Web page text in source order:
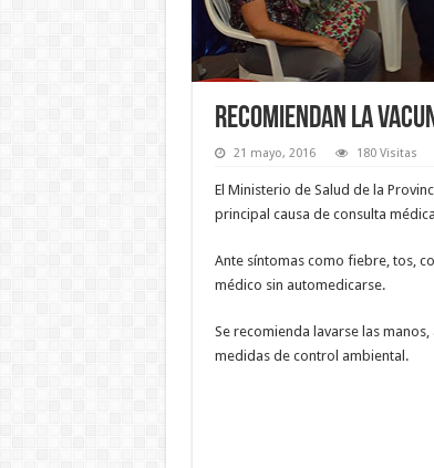
Recomiendan la
21 mayo, 2016 180 Visitas
El Ministerio de Salud de la
principal causa de consulta
Ante síntomas como fiebre, tos,
médico sin automedicarse.
Se recomienda lavarse las
medidas de control ambiental.